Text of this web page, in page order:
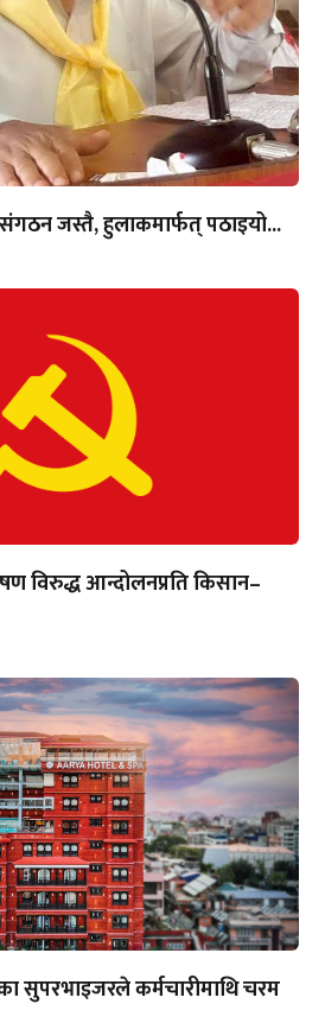
जस्तै, हुलाकमार्फत् पठाइयो...
विरुद्ध आन्दोलनप्रति किसान–
सुपरभाइजरले कर्मचारीमाथि चरम